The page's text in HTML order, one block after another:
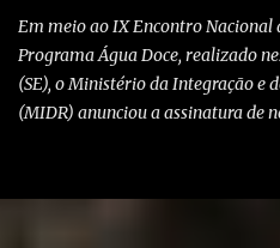
página desaparece ou trava em
Em meio ao IX Encontro Nacional
Programa Água Doce, realizado
(SE), o Ministério da Integração e
(MIDR) anunciou a assinatura de
Sergipe. Um investimento de R$